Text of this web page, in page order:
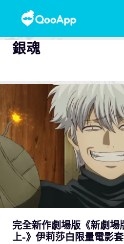
銀魂
完全新作劇場版《新劇
上-》伊莉莎白限量電影套